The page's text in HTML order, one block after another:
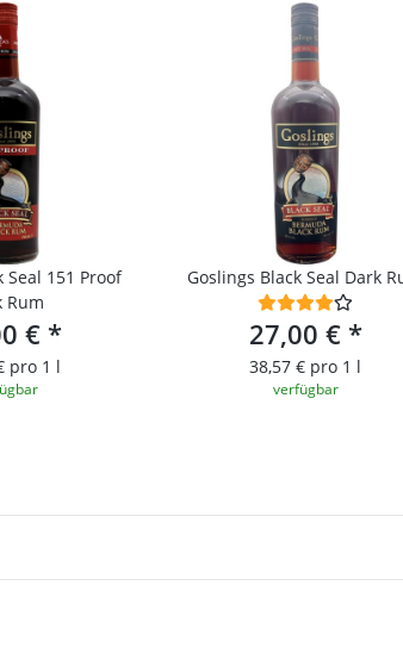
Seal 151 Proof
Rum
€ *
pro 1 l
Goslings Black Seal Dark
27,00 € *
38,57 € pro 1 l
verfügbar